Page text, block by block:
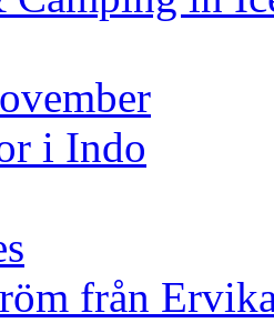
i Indo
från